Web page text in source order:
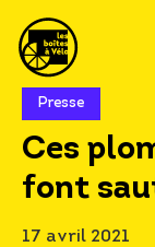
Presse
Ces
font
17 avril 2021